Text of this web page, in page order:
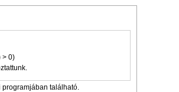
> 0)
található.